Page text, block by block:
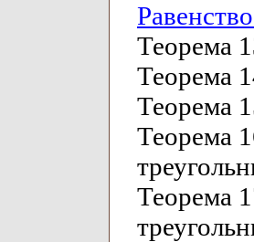
Теорема
Теорема
Теорема
Теорема
Теорема